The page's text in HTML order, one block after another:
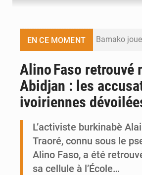
EN CE MOMENT
Alino Faso retrouvé
Abidjan : les
ivoiriennes
L’activiste burkinabè
Traoré, connu sous le
Alino Faso, a été
sa cellule à l’École…